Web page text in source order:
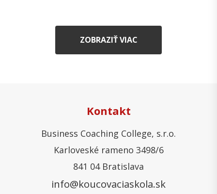
ZOBRAZIŤ VIAC
Kontakt
Business Coaching College, s.r.o.
Karloveské rameno 3498/6
841 04 Bratislava
info@koucovaciaskola.sk